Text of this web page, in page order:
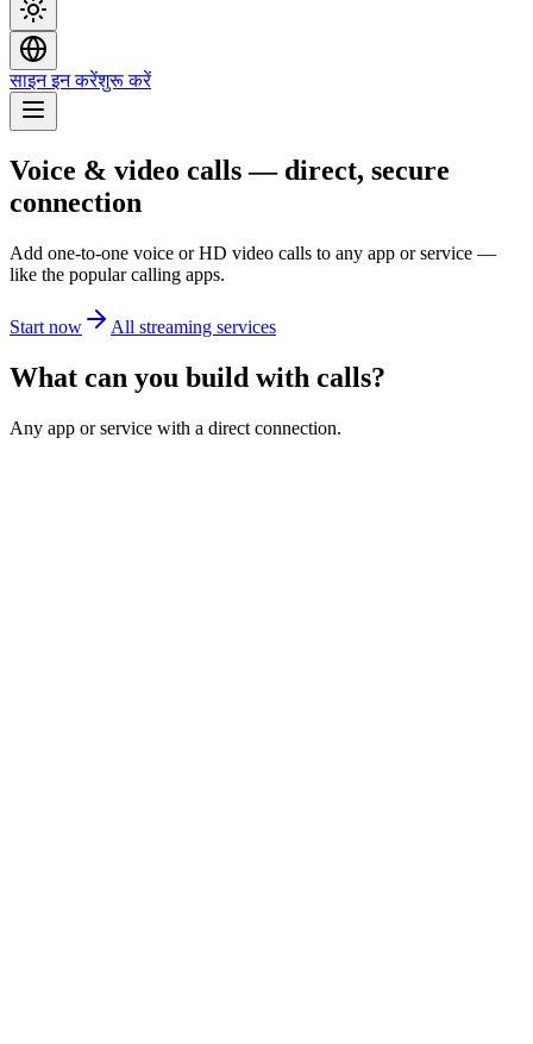
साइन इन करेंशुरू करें
Voice & video calls — direct, secure
connection
Add one-to-one voice or HD video calls to any app or service —
like the popular calling apps.
Start now All streaming services
What can you build with calls?
Any app or service with a direct connection.